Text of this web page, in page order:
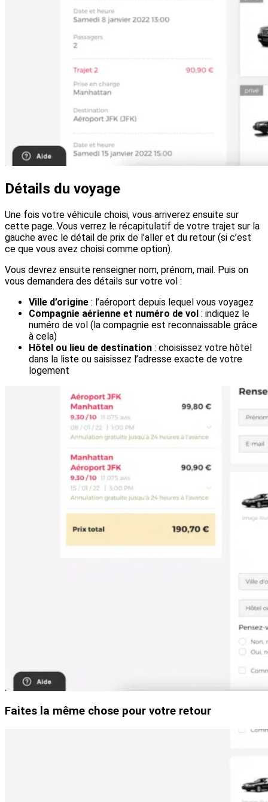
Détails du voyage
Une fois votre véhicule choisi, vous arriverez ensuite sur
cette page. Vous verrez le récapitulatif de votre trajet sur la
gauche avec le détail de prix de l’aller et du retour (si c’est
ce que vous avez choisi comme option).
Vous devrez ensuite renseigner nom, prénom, mail. Puis on
vous demandera des détails sur votre vol :
Ville d’origine : l’aéroport depuis lequel vous voyagez
Compagnie aérienne et numéro de vol : indiquez le
numéro de vol (la compagnie est reconnaissable grâce
à cela)
Hôtel ou lieu de destination : choisissez votre hôtel
dans la liste ou saisissez l’adresse exacte de votre
logement
Faites la même chose pour votre retour